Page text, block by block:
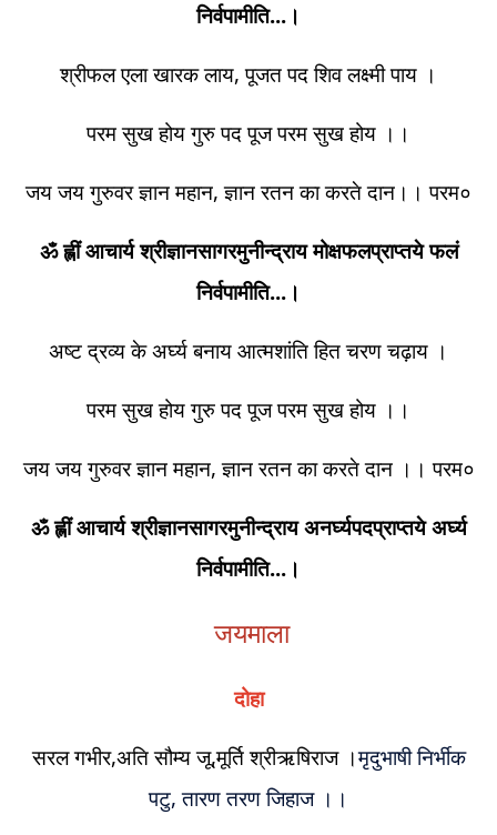
निर्वपामीति...।
श्रीफल एला खारक लाय, पूजत पद शिव लक्ष्मी पाय ।
परम सुख होय गुरु पद पूज परम सुख होय ।।
जय जय गुरुवर ज्ञान महान, ज्ञान रतन का करते दान।। परम०
ॐ ह्लीं आचार्य श्रीज्ञानसागरमुनीन्द्राय मोक्षफलप्राप्तये फलं
निर्वपामीति...।
अष्ट द्रव्य के अर्घ्य बनाय आत्मशांति हित चरण चढ़ाय ।
परम सुख होय गुरु पद पूज परम सुख होय ।।
जय जय गुरुवर ज्ञान महान, ज्ञान रतन का करते दान ।। परम०
ॐ ह्लीं आचार्य श्रीज्ञानसागरमुनीन्द्राय अनर्घ्यपदप्राप्तये अर्घ्य
निर्वपामीति...।
जयमाला
दोहा
सरल गभीर,अति सौम्य जू,मूर्ति श्रीऋषिराज ।मृदुभाषी निर्भीक
पटु, तारण तरण जिहाज ।।